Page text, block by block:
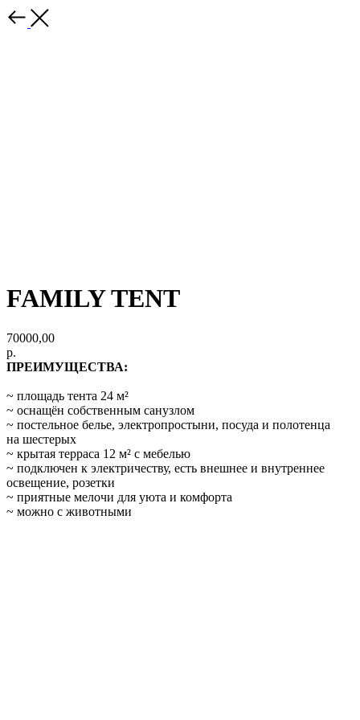
FAMILY TENT
70000,00
р.
ПРЕИМУЩЕСТВА:
~ площадь тента 24 м²
~ оснащён собственным санузлом
~ постельное белье, электропростыни, посуда и полотенца
на шестерых
~ крытая терраса 12 м² с мебелью
~ подключен к электричеству, есть внешнее и внутреннее
освещение, розетки
~ приятные мелочи для уюта и комфорта
~ можно с животными